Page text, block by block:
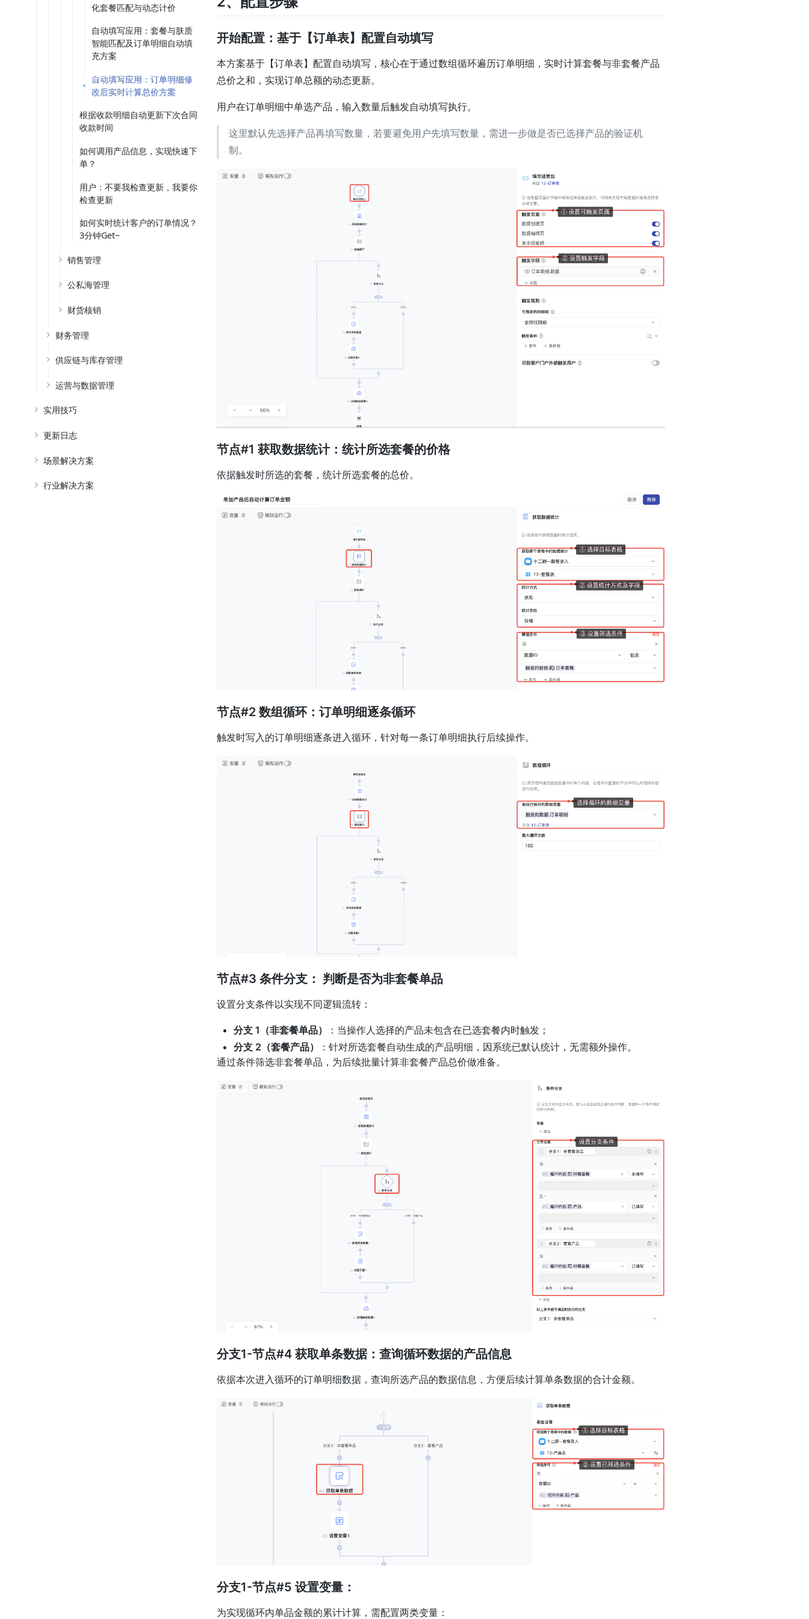
化套餐匹配与动态计价
自动填写应用：套餐与肤质
智能匹配及订单明细自动填
充方案
自动填写应用：订单明细修
改后实时计算总价方案
根据收款明细自动更新下次合同
收款时间
如何调用产品信息，实现快速下
单？
用户：不要我检查更新，我要你
检查更新
如何实时统计客户的订单情况？
3分钟Get~
销售管理
公私海管理
财货核销
财务管理
供应链与库存管理
运营与数据管理
实用技巧
更新日志
场景解决方案
行业解决方案
开始配置：基于【订单表】配置自动填写
本方案基于【订单表】配置自动填写，核心在于通过数组循环遍历订单明细，实时计算套餐与非套餐产品
总价之和，实现订单总额的动态更新。
用户在订单明细中单选产品，输入数量后触发自动填写执行。
这里默认先选择产品再填写数量，若要避免用户先填写数量，需进一步做是否已选择产品的验证机
制。
节点#1 获取数据统计：统计所选套餐的价格
依据触发时所选的套餐，统计所选套餐的总价。
节点#2 数组循环：订单明细逐条循环
触发时写入的订单明细逐条进入循环，针对每一条订单明细执行后续操作。
节点#3 条件分支： 判断是否为非套餐单品
设置分支条件以实现不同逻辑流转：
分支 1（非套餐单品）
：当操作人选择的产品未包含在已选套餐内时触发；
分支 2（套餐产品）
：针对所选套餐自动生成的产品明细，因系统已默认统计，无需额外操作。
通过条件筛选非套餐单品，为后续批量计算非套餐产品总价做准备。
分支1-节点#4 获取单条数据：查询循环数据的产品信息
依据本次进入循环的订单明细数据，查询所选产品的数据信息，方便后续计算单条数据的合计金额。
分支1-节点#5 设置变量：
为实现循环内单品金额的累计计算，需配置两类变量：